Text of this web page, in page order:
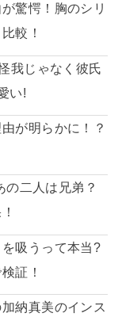
驚愕！胸のシリ
較！
我じゃなく彼氏
い!
が明らかに！？
二人は兄弟？
吸うって本当?
証！
納真美のインス